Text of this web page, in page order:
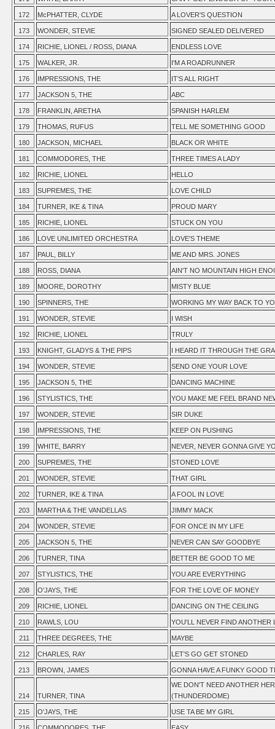
172 McPHATTER, CLYDE A LOVER'S QUESTION
173 WONDER, STEVIE SIGNED SEALED DELIVERED
174 RICHIE, LIONEL / ROSS, DIANA ENDLESS LOVE
175 WALKER, JR. I'M A ROADRUNNER
176 IMPRESSIONS, THE IT'S ALL RIGHT
177 JACKSON 5, THE ABC
178 FRANKLIN, ARETHA SPANISH HARLEM
179 THOMAS, RUFUS TELL ME SOMETHING GOOD
180 JACKSON, MICHAEL BLACK OR WHITE
181 COMMODORES, THE THREE TIMES A LADY
182 RICHIE, LIONEL HELLO
183 SUPREMES, THE LOVE CHILD
184 TURNER, IKE & TINA PROUD MARY
185 RICHIE, LIONEL STUCK ON YOU
186 LOVE UNLIMITED ORCHESTRA LOVE'S THEME
187 PAUL, BILLY ME AND MRS. JONES
188 ROSS, DIANA AIN'T NO MOUNTAIN HIGH
189 MOORE, DOROTHY MISTY BLUE
190 SPINNERS, THE WORKING MY WAY BACK TO
191 WONDER, STEVIE I WISH
192 RICHIE, LIONEL TRULY
193 KNIGHT, GLADYS & THE PIPS I HEARD IT THROUGH THE
194 WONDER, STEVIE SEND ONE YOUR LOVE
195 JACKSON 5, THE DANCING MACHINE
196 STYLISTICS, THE YOU MAKE ME FEEL BRAND
197 WONDER, STEVIE SIR DUKE
198 IMPRESSIONS, THE KEEP ON PUSHING
199 WHITE, BARRY NEVER, NEVER GONNA GIVE
200 SUPREMES, THE STONED LOVE
201 WONDER, STEVIE THAT GIRL
202 TURNER, IKE & TINA A FOOL IN LOVE
203 MARTHA & THE VANDELLAS JIMMY MACK
204 WONDER, STEVIE FOR ONCE IN MY LIFE
205 JACKSON 5, THE NEVER CAN SAY GOODBYE
206 TURNER, TINA BETTER BE GOOD TO ME
207 STYLISTICS, THE YOU ARE EVERYTHING
208 O'JAYS, THE FOR THE LOVE OF MONEY
209 RICHIE, LIONEL DANCING ON THE CEILING
210 RAWLS, LOU YOU'LL NEVER FIND ANOTHER
211 THREE DEGREES, THE MAYBE
212 CHARLES, RAY LET'S GO GET STONED
213 BROWN, JAMES GONNA HAVE A FUNKY GOOD
214 TURNER, TINA
WE DON'T NEED ANOTHER
(THUNDERDOME)
215 O'JAYS, THE USE TA BE MY GIRL